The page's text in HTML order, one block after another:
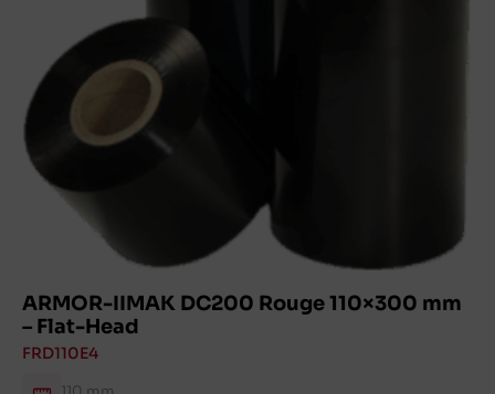
ARMOR-IIMAK DC200 Rouge 110×300 mm
– Flat-Head
FRD110E4